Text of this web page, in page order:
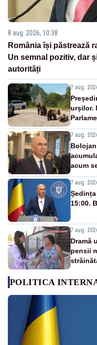
8 aug. 2026, 10:38
România își păstrează
Un semnal pozitiv, dar
autorități
7 aug.
urșilor.
7 aug.
acum
7 aug.
15:00.
7 aug.
Dramă
pensii
POLITICA